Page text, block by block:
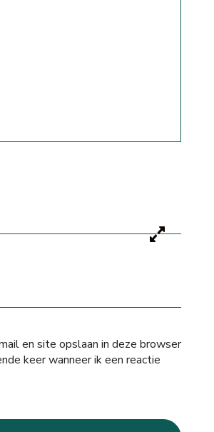
en site opslaan in deze browser
keer wanneer ik een reactie